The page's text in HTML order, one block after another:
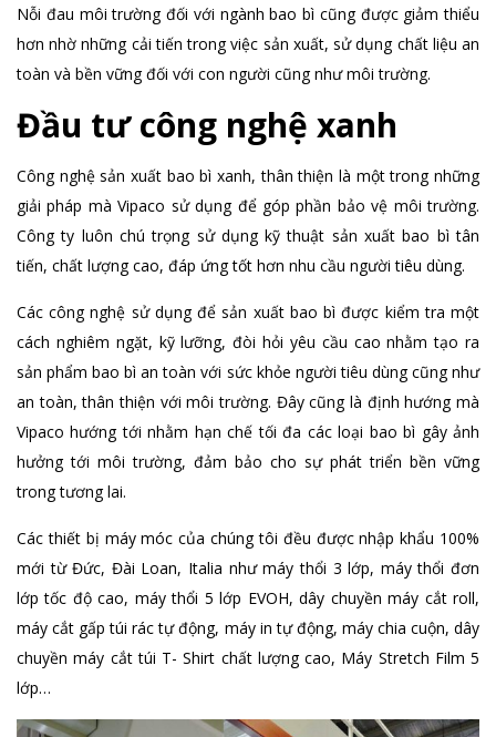
Nỗi đau môi trường đối với ngành bao bì cũng được giảm thiểu
hơn nhờ những cải tiến trong việc sản xuất, sử dụng chất liệu an
toàn và bền vững đối với con người cũng như môi trường.
Đầu tư công nghệ xanh
Công nghệ sản xuất bao bì xanh, thân thiện là một trong những
giải pháp mà Vipaco sử dụng để góp phần bảo vệ môi trường.
Công ty luôn chú trọng sử dụng kỹ thuật sản xuất bao bì tân
tiến, chất lượng cao, đáp ứng tốt hơn nhu cầu người tiêu dùng.
Các công nghệ sử dụng để sản xuất bao bì được kiểm tra một
cách nghiêm ngặt, kỹ lưỡng, đòi hỏi yêu cầu cao nhằm tạo ra
sản phẩm bao bì an toàn với sức khỏe người tiêu dùng cũng như
an toàn, thân thiện với môi trường. Đây cũng là định hướng mà
Vipaco hướng tới nhằm hạn chế tối đa các loại bao bì gây ảnh
hưởng tới môi trường, đảm bảo cho sự phát triển bền vững
trong tương lai.
Các thiết bị máy móc của chúng tôi đều được nhập khẩu 100%
mới từ Đức, Đài Loan, Italia như máy thổi 3 lớp, máy thổi đơn
lớp tốc độ cao, máy thổi 5 lớp EVOH, dây chuyền máy cắt roll,
máy cắt gấp túi rác tự động, máy in tự động, máy chia cuộn, dây
chuyền máy cắt túi T- Shirt chất lượng cao, Máy Stretch Film 5
lớp…